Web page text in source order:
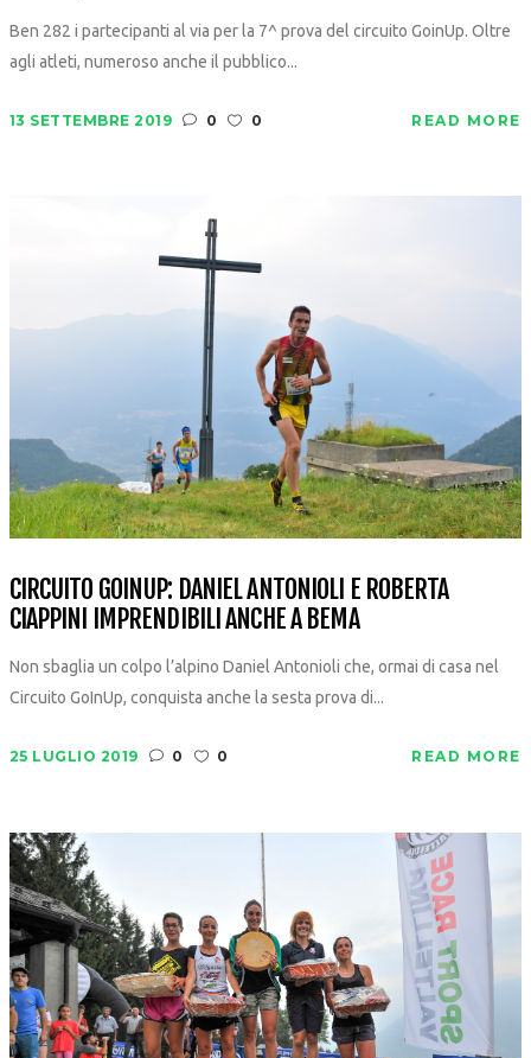
Ben 282 i partecipanti al via per la 7^ prova del circuito GoinUp. Oltre
agli atleti, numeroso anche il pubblico...
13 SETTEMBRE 2019 0 0 READ MORE
CIRCUITO GOINUP: DANIEL ANTONIOLI E ROBERTA
CIAPPINI IMPRENDIBILI ANCHE A BEMA
Non sbaglia un colpo l’alpino Daniel Antonioli che, ormai di casa nel
Circuito GoInUp, conquista anche la sesta prova di...
25 LUGLIO 2019 0 0 READ MORE